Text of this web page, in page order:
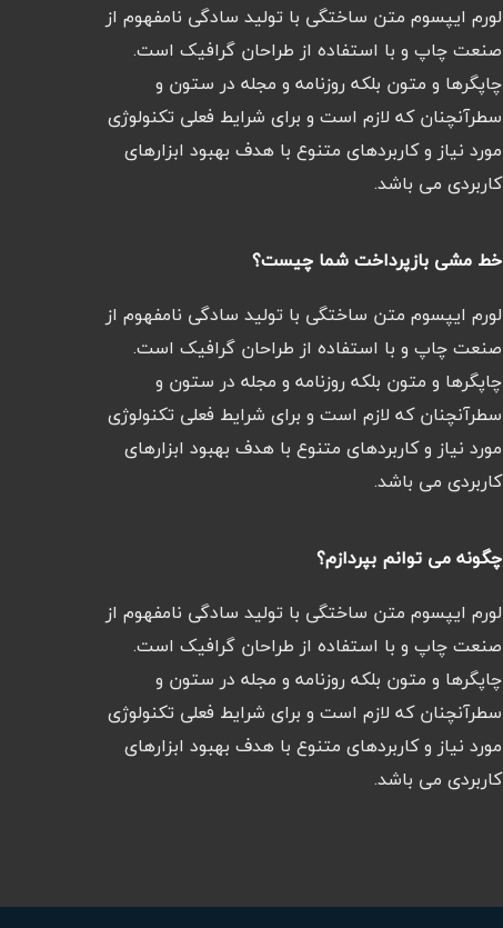
لورم ایپسوم متن ساختگی با تولید سادگی نامفهوم از
صنعت چاپ و با استفاده از طراحان گرافیک است.
چاپگرها و متون بلکه روزنامه و مجله در ستون و
سطرآنچنان که لازم است و برای شرایط فعلی تکنولوژی
مورد نیاز و کاربردهای متنوع با هدف بهبود ابزارهای
کاربردی می باشد.
خط مشی بازپرداخت شما چیست؟
لورم ایپسوم متن ساختگی با تولید سادگی نامفهوم از
صنعت چاپ و با استفاده از طراحان گرافیک است.
چاپگرها و متون بلکه روزنامه و مجله در ستون و
سطرآنچنان که لازم است و برای شرایط فعلی تکنولوژی
مورد نیاز و کاربردهای متنوع با هدف بهبود ابزارهای
کاربردی می باشد.
چگونه می توانم بپردازم؟
لورم ایپسوم متن ساختگی با تولید سادگی نامفهوم از
صنعت چاپ و با استفاده از طراحان گرافیک است.
چاپگرها و متون بلکه روزنامه و مجله در ستون و
سطرآنچنان که لازم است و برای شرایط فعلی تکنولوژی
مورد نیاز و کاربردهای متنوع با هدف بهبود ابزارهای
کاربردی می باشد.